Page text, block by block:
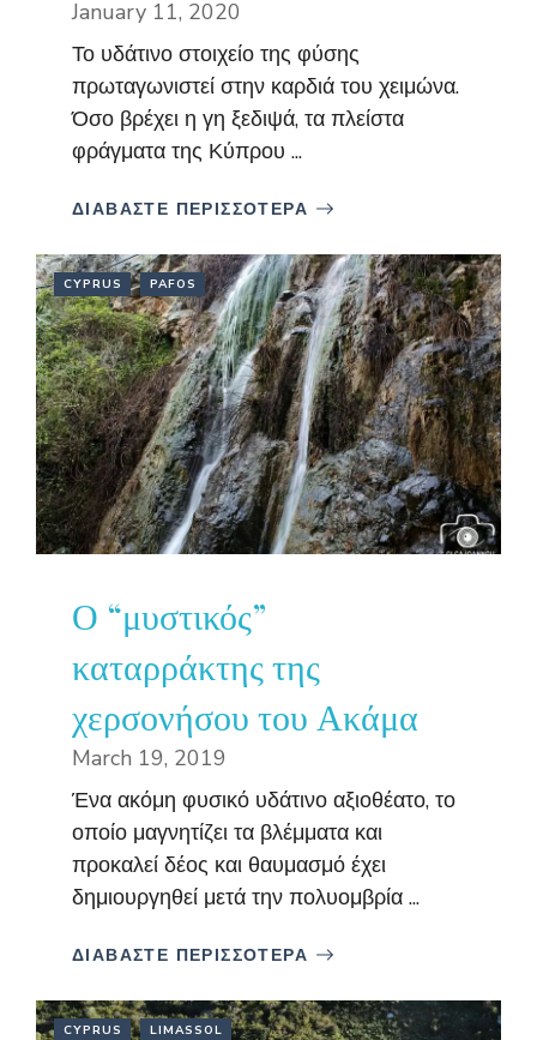
January 11, 2020
Το υδάτινο στοιχείο της φύσης
πρωταγωνιστεί στην καρδιά του χειμώνα.
Όσο βρέχει η γη ξεδιψά, τα πλείστα
φράγματα της Κύπρου ...
ΔΙΑΒΑΣΤΕ ΠΕΡΙΣΣΟΤΕΡΑ
CYPRUS PAFOS
Ο “μυστικός”
καταρράκτης της
χερσονήσου του Ακάμα
March 19, 2019
Ένα ακόμη φυσικό υδάτινο αξιοθέατο, το
οποίο μαγνητίζει τα βλέμματα και
προκαλεί δέος και θαυμασμό έχει
δημιουργηθεί μετά την πολυομβρία ...
ΔΙΑΒΑΣΤΕ ΠΕΡΙΣΣΟΤΕΡΑ
CYPRUS LIMASSOL